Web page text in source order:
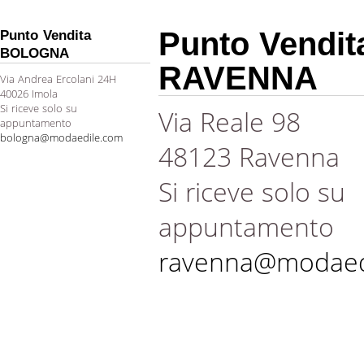
Punto Vendita
BOLOGNA
Via Andrea Ercolani 24H
40026 Imola
Si riceve solo su
appuntamento
bologna@modaedile.com
Punto
RAVENNA
Via Reale 98
48123 Ravenna
Si riceve solo su
appuntamento